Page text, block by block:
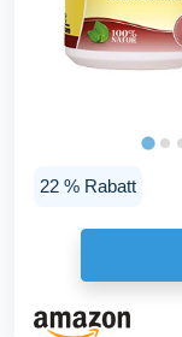
22 % Rabatt